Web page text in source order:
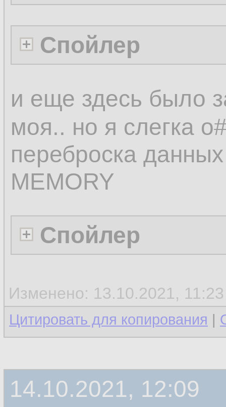
Спойлер
и еще здесь было
моя.. но я слегка
переброска
MEMORY
Спойлер
Изменено: 13.10.2021,
Цитировать для копирования |
14.10.2021, 12:09